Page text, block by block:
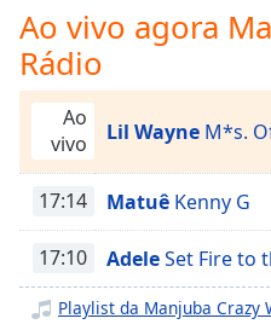
Chapters
Chapters
Descriptions
descriptions
off,
Subtitles
subtitles
Ao vivo agora
Rádio
Ao
vivo
Lil Wayne M*s.
17:14 Matuê Kenny G
17:10 AdeleSet Fire to
Playlist da Manjuba Crazy